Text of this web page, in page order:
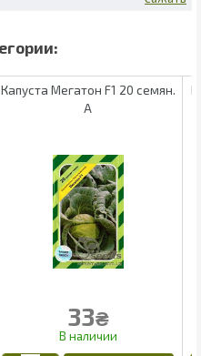
Капуста Мегатон F1 20 семян.
А
33₴